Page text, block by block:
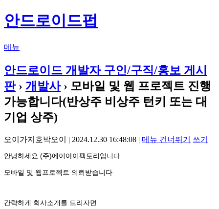
안드로이드펍
메뉴
안드로이드 개발자 구인/구직/홍보 게시
판› 개발사› 모바일 및 웹 프로젝트 진행
가능합니다(반상주 비상주 턴키 또는 대
기업 상주)
오이가지호박오이 | 2024.12.30 16:48:08 | 메뉴 건너뛰기 쓰기
안녕하세요 (주)에이아이팩토리입니다
모바일 및 웹프로젝트 의뢰받습니다
간략하게 회사소개를 드리자면